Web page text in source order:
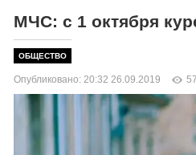
МЧС: с 1 октября
ОБЩЕСТВО
Опубликовано: 20:32 26.09.2019